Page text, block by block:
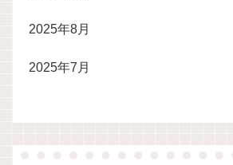
2025年8月
2025年7月